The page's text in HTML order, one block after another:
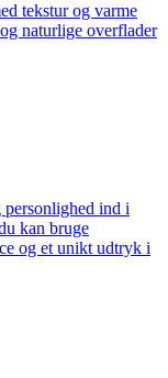
tekstur og varme
naturlige overflader
ind i
kan bruge
og et unikt udtryk i